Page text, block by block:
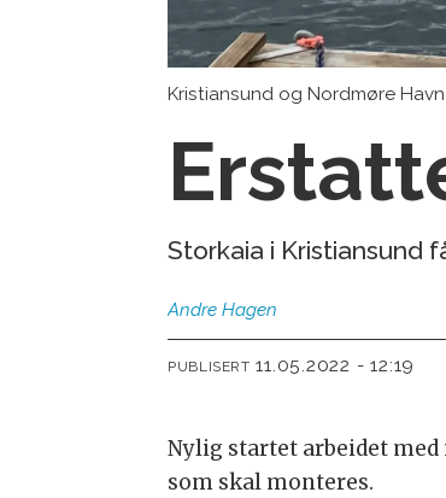
Kristiansund og Nordmøre
Storkaia i Kristiansund
Andre Hagen
PUBLISERT 11.05.2022 - 12:19
Nylig startet arbeidet
som skal monteres.